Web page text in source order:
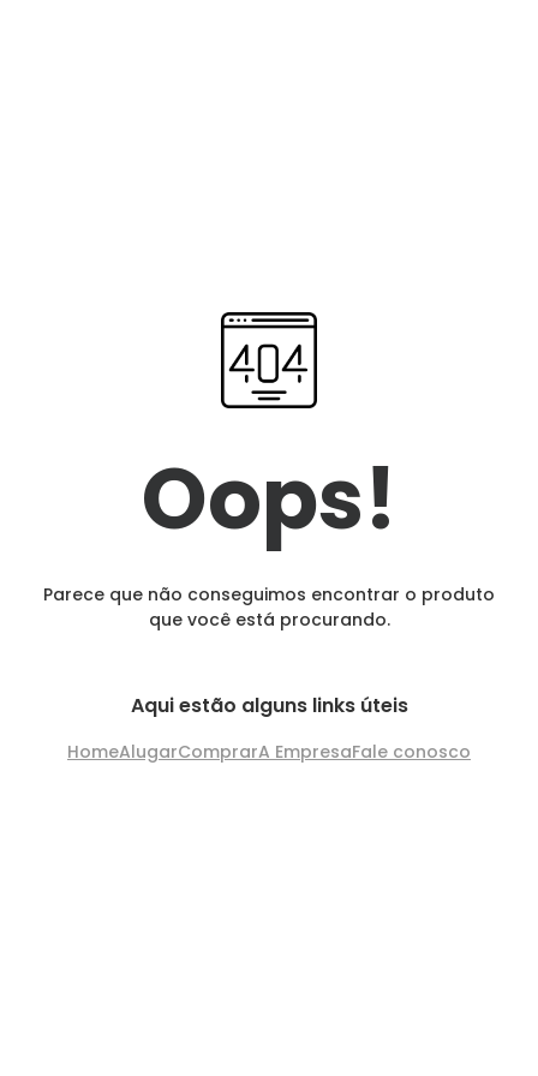
Oops!
Parece que não conseguimos encontrar o produto
que você está procurando.
Aqui estão alguns links úteis
HomeAlugarComprarA EmpresaFale conosco